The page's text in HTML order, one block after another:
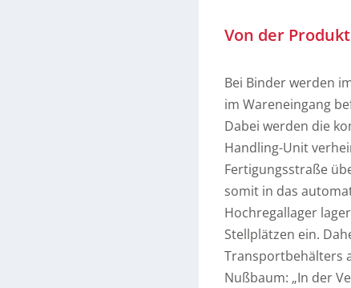
Von der
Bei Binder werden
im Wareneingang
Dabei werden die
Handling-Unit
Fertigungsstraße
somit in das
Hochregallager
Stellplätzen ein.
Transportbehälters
Nußbaum: „In der